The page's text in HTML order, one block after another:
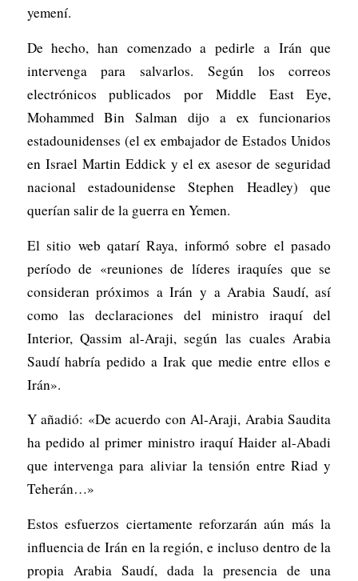
yemení.
De hecho, han comenzado a pedirle a Irán que
intervenga para salvarlos. Según los correos
electrónicos publicados por Middle East Eye,
Mohammed Bin Salman dijo a ex funcionarios
estadounidenses (el ex embajador de Estados Unidos
en Israel Martin Eddick y el ex asesor de seguridad
nacional estadounidense Stephen Headley) que
querían salir de la guerra en Yemen.
El sitio web qatarí Raya, informó sobre el pasado
período de «reuniones de líderes iraquíes que se
consideran próximos a Irán y a Arabia Saudí, así
como las declaraciones del ministro iraquí del
Interior, Qassim al-Araji, según las cuales Arabia
Saudí habría pedido a Irak que medie entre ellos e
Irán».
Y añadió: «De acuerdo con Al-Araji, Arabia Saudita
ha pedido al primer ministro iraquí Haider al-Abadi
que intervenga para aliviar la tensión entre Riad y
Teherán…»
Estos esfuerzos ciertamente reforzarán aún más la
influencia de Irán en la región, e incluso dentro de la
propia Arabia Saudí, dada la presencia de una